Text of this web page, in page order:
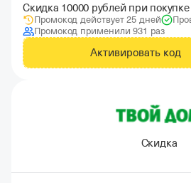
Скидка 10000 рублей при покупке
Промокод действует 25 дней
Промокод применили 931 раз
Активировать код
Скидка